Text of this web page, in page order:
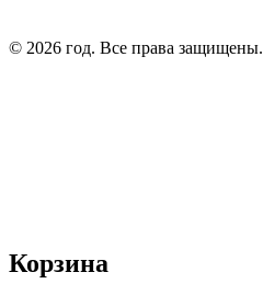
© 2026 год. Все права защищены.
Корзина